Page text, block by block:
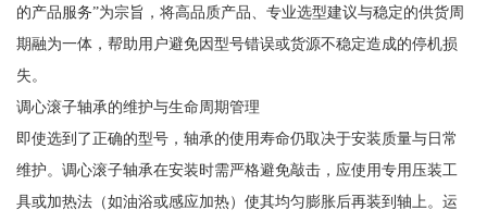
的产品服务”为宗旨，将高品质产品、专业选型建议与稳定的供货周
期融为一体，帮助用户避免因型号错误或货源不稳定造成的停机损
失。
调心滚子轴承的维护与生命周期管理
即使选到了正确的型号，轴承的使用寿命仍取决于安装质量与日常
维护。调心滚子轴承在安装时需严格避免敲击，应使用专用压装工
具或加热法（如油浴或感应加热）使其均匀膨胀后再装到轴上。运